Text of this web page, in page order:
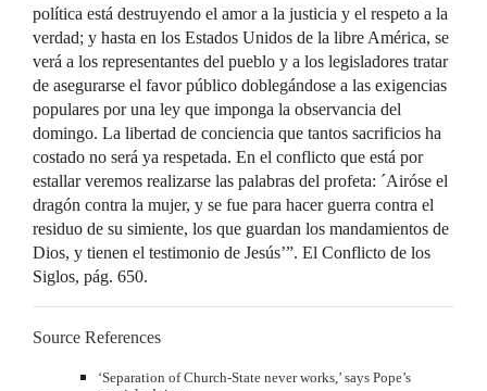
política está destruyendo el amor a la justicia y el respeto a la
verdad; y hasta en los Estados Unidos de la libre América, se
verá a los representantes del pueblo y a los legisladores tratar
de asegurarse el favor público doblegándose a las exigencias
populares por una ley que imponga la observancia del
domingo. La libertad de conciencia que tantos sacrificios ha
costado no será ya respetada. En el conflicto que está por
estallar veremos realizarse las palabras del profeta: ´Airóse el
dragón contra la mujer, y se fue para hacer guerra contra el
residuo de su simiente, los que guardan los mandamientos de
Dios, y tienen el testimonio de Jesús’”. El Conflicto de los
Siglos, pág. 650.
Source References
‘Separation of Church-State never works,’ says Pope’s